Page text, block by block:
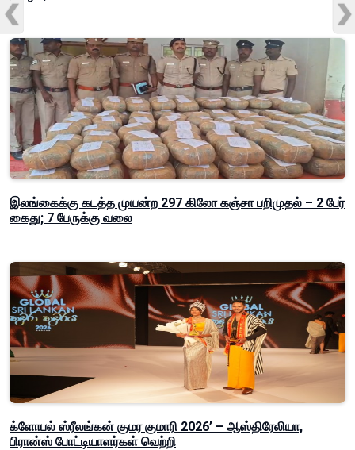
இலங்கைக்கு கடத்த முயன்ற 297 கிலோ கஞ்சா பறிமுதல் – 2 பேர்
கைது; 7 பேருக்கு வலை
க்ளோபல் ஸ்ரீலங்கன் குமர குமாரி 2026’ – ஆஸ்திரேலியா,
பிரான்ஸ் போட்டியாளர்கள் வெற்றி